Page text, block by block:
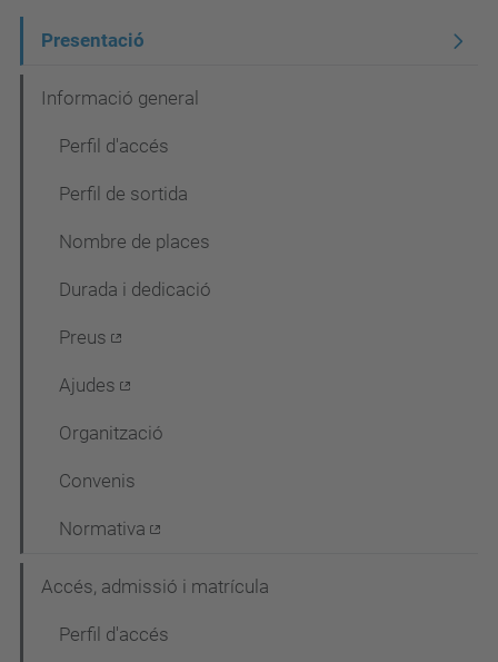
a
Presentació
Informació general
Perfil d'accés
Perfil de sortida
Nombre de places
Durada i dedicació
Preus
Ajudes
Organització
Convenis
Normativa
Accés, admissió i matrícula
Perfil d'accés